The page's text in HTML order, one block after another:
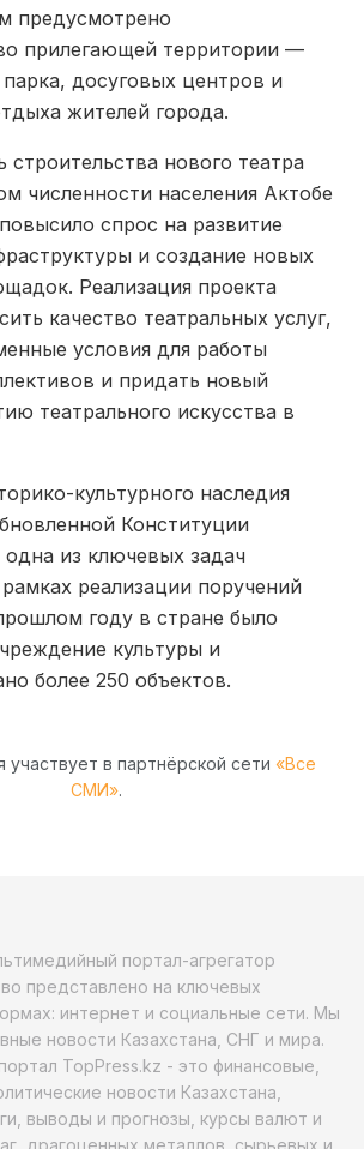
предусмотрено
прилегающей территории —
досуговых центров и
жителей города.
нового театра
численности населения Актобе
спрос на развитие
и создание новых
Реализация проекта
качество театральных услуг,
условия для работы
и придать новый
театрального искусства в
культурного наследия
Конституции
одна из ключевых задач
реализации поручений
году в стране было
культуры и
более 250 объектов.
в партнёрской сети «Все
СМИ».
портал-агрегатор
представлено на ключевых
интернет и социальные сети. Мы
новости Казахстана, СНГ и мира.
TopPress.kz - это финансовые,
новости Казахстана,
выводы и прогнозы, курсы валют и
драгоценных металлов, сырьевых и